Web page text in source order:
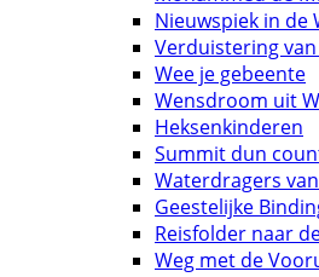
Nieuwspiek in de
Verduistering
Wee je gebeente
Wensdroom uit
Heksenkinderen
Summit dun
Waterdragers
Geestelijke
Reisfolder naar
Weg met de